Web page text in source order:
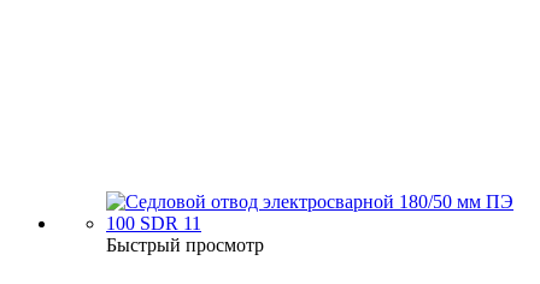
Быстрый просмотр